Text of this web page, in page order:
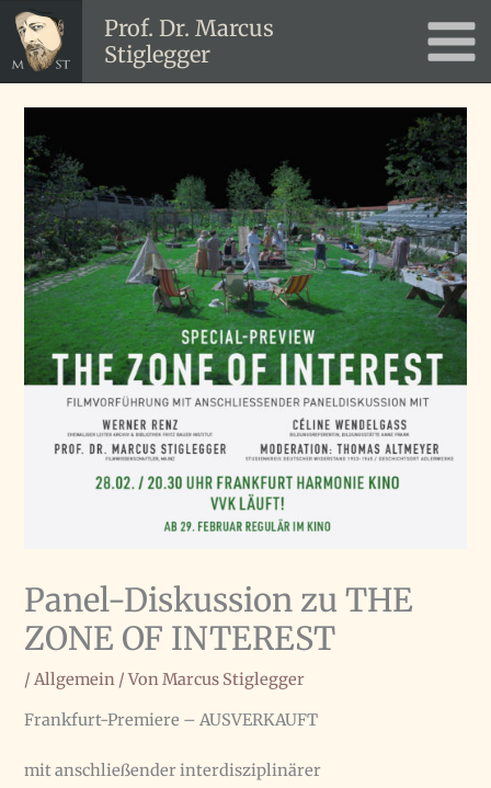
Zum
Inhalt
springen
Prof. Dr. Marcus
Stiglegger
Main
Menu
Panel-Diskussion zu THE
ZONE OF INTEREST
/Allgemein / VonMarcus Stiglegger
Frankfurt-Premiere – AUSVERKAUFT
mit anschließender interdisziplinärer